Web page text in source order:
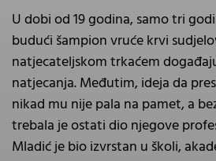
U dobi od 19 godina, samo tri
budući šampion vruće krvi
natjecateljskom trkaćem
natjecanja. Međutim, ideja da
nikad mu nije pala na pamet, a
trebala je ostati dio njegove
Mladić je bio izvrstan u školi,